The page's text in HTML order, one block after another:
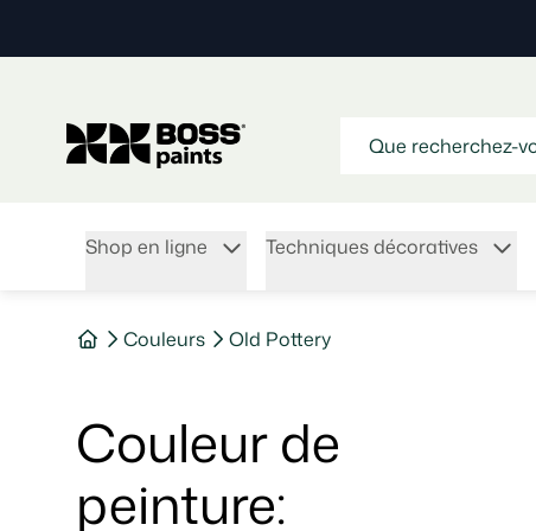
Shop en ligne Techniques décoratives
Couleurs Old Pottery
Couleur de
peinture: